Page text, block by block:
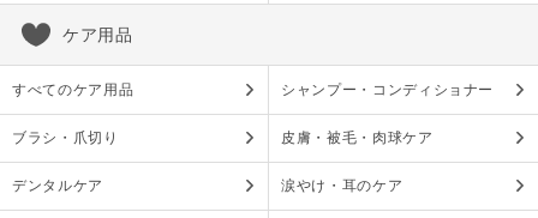
ケア用品
すべてのケア用品 シャンプー・コンディショナー
ブラシ・爪切り 皮膚・被毛・肉球ケア
デンタルケア 涙やけ・耳のケア